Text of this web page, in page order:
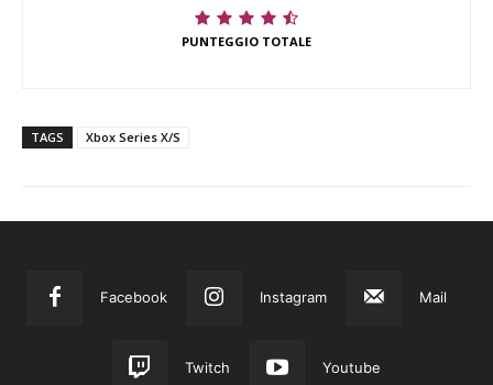
PUNTEGGIO TOTALE
TAGS Xbox Series X/S
Facebook Instagram Mail
Twitch Youtube